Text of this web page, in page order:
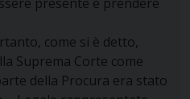
come si è detto,
Suprema Corte come
della Procura era stato